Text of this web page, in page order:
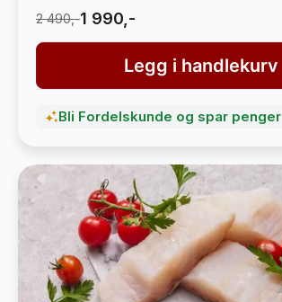
2 490,-1 990,-
Legg i handlekurv
Bli Fordelskunde og spar penger